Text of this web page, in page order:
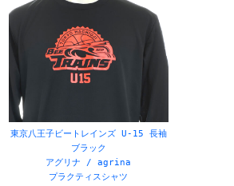
ス:会社・企業
タ:メンズ 44 タ:レディース チェック
ントン 648 バレーボール
ィース(女子)
ンブレム 25
色:黄・イエロー
東京八王子ビートレインズ U-15 長袖
ブラック
アグリナ / agrina
プラクティスシャツ